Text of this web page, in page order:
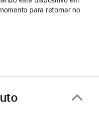
para retomar no